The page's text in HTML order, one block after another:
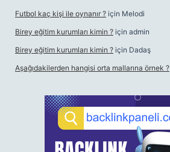
Futbol kaç kişi ile oynanır ? için Melodi
Birey eğitim kurumları kimin ? için admin
Birey eğitim kurumları kimin ? için Dadaş
Aşağıdakilerden hangisi orta mallarına örnek ?